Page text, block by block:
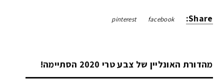
Share:
facebook
pinterest
מהדורת האונליין של צבע טרי 2020 הסתיימה!